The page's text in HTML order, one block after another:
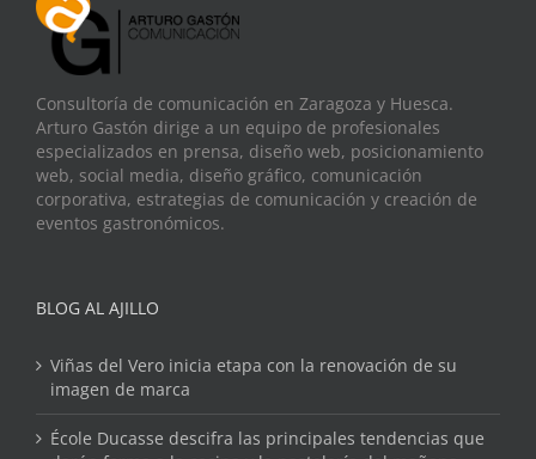
Consultoría de comunicación en Zaragoza y Huesca.
Arturo Gastón dirige a un equipo de profesionales
especializados en prensa, diseño web, posicionamiento
web, social media, diseño gráfico, comunicación
corporativa, estrategias de comunicación y creación de
eventos gastronómicos.
BLOG AL AJILLO
Viñas del Vero inicia etapa con la renovación de su
imagen de marca
École Ducasse descifra las principales tendencias que